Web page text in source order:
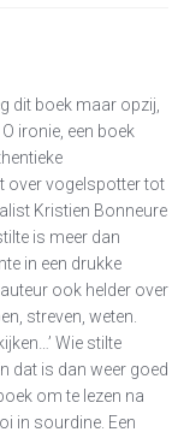
dit boek maar opzij,
ironie, een boek
over vogelspotter tot
Kristien Bonneure
is meer dan
in een drukke
ook helder over
streven, weten.
Wie stilte
dat is dan weer goed
om te lezen na
in sourdine. Een